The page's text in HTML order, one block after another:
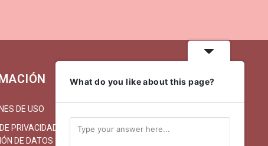
DE USO
PRIVACIDAD Y
DE DATOS · LA
MI CUENTA
CARRITO
What do you like about this page?